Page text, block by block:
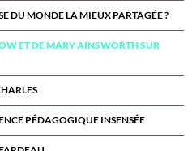
DU MONDE LA MIEUX PARTAGÉE ?
ET DE MARY AINSWORTH SUR
PÉDAGOGIQUE INSENSÉE